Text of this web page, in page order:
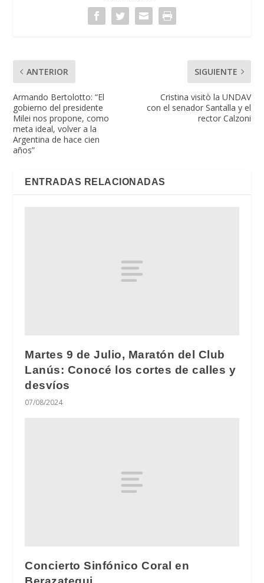
ANTERIOR
Armando Bertolotto: “El
gobierno del presidente
Milei nos propone, como
meta ideal, volver a la
Argentina de hace cien
años”
SIGUIENTE
Cristina visitò la UNDAV
con el senador Santalla y el
rector Calzoni
ENTRADAS RELACIONADAS
Martes 9 de Julio, Maratón del Club
Lanús: Conocé los cortes de calles y
desvíos
07/08/2024
Concierto Sinfónico Coral en